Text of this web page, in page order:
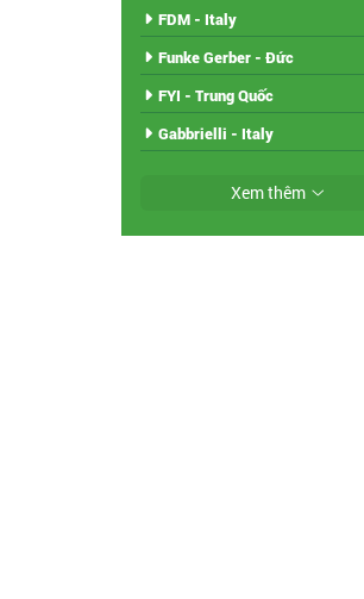
FDM - Italy
Funke Gerber - Đức
FYI - Trung Quốc
Gabbrielli - Italy
Xem thêm